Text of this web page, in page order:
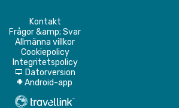
Kontakt
Frågor &amp; Svar
Allmänna villkor
Cookiepolicy
Integritetspolicy
d Datorversion
A Android-app